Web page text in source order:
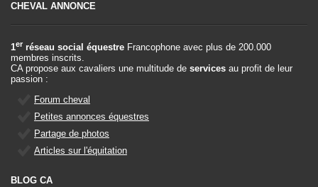
CHEVAL ANNONCE
1er réseau social équestre Francophone avec plus de 200.000
membres inscrits.
CA propose aux cavaliers une multitude de services au profit de leur
passion :
Forum cheval
Petites annonces équestres
Partage de photos
Articles sur l'équitation
BLOG CA